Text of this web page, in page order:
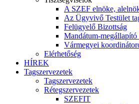
A SZEF elnöke,
Az Ügyvivő Testület
Felügyelő Bizottság
Mandátum-megállapító
Vármegyei
Elérhetőség
HÍREK
Tagszervezetek
Tagszervezetek
Rétegszervezetek
SZEFIT